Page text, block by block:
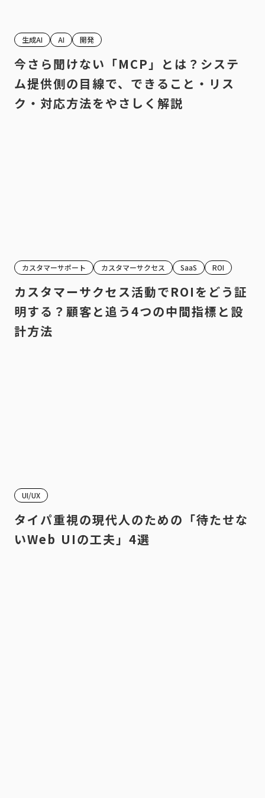
生成AI AI 開発
今さら聞けない「MCP」とは？システ
ム提供側の目線で、できること・リス
ク・対応方法をやさしく解説
カスタマーサポート カスタマーサクセス SaaS ROI
カスタマーサクセス活動でROIをどう証
明する？顧客と追う4つの中間指標と設
計方法
UI/UX
タイパ重視の現代人のための「待たせな
いWeb UIの工夫」4選